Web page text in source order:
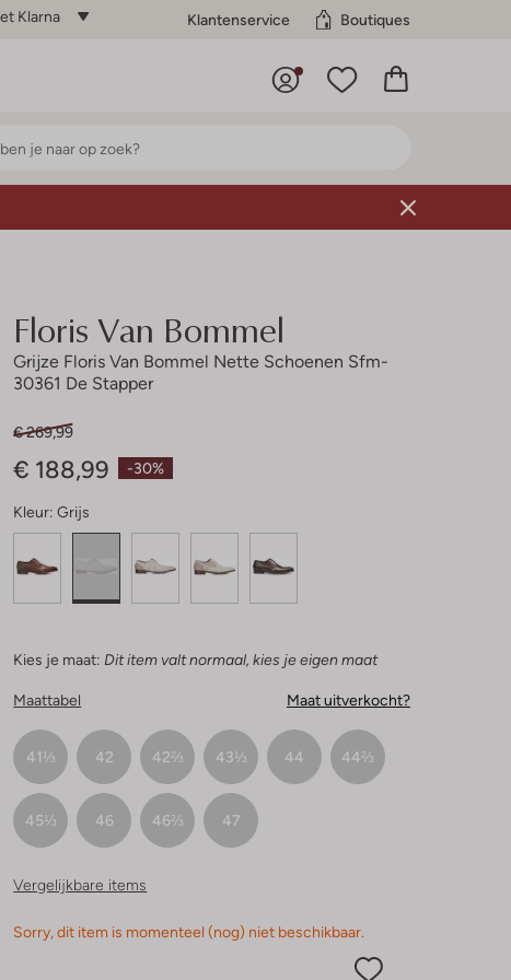
Klarna Klantenservice Boutiques
Floris Van Bommel
Grijze Floris Van Bommel Nette Schoenen Sfm-
30361 De Stapper
-30%
€ 269,99
€ 188,99
Kleur: Grijs
Kies je maat: Dit item valt normaal, kies je eigen maat
Maattabel Maat uitverkocht?
41⅓ 42 42⅔ 43⅓ 44 44⅔
45⅓ 46 46⅔ 47
Vergelijkbare items
Sorry, dit item is momenteel (nog) niet beschikbaar.